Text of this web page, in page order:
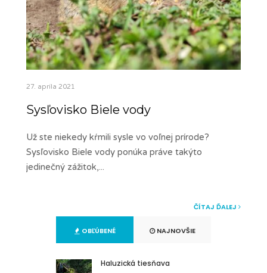
27. apríla 2021
Sysľovisko Biele vody
Už ste niekedy kŕmili sysle vo voľnej prírode?
Sysľovisko Biele vody ponúka práve takýto
jedinečný zážitok,...
ČÍTAJ ĎALEJ
OBĽÚBENÉ NAJNOVŠIE
Haluzická tiesňava